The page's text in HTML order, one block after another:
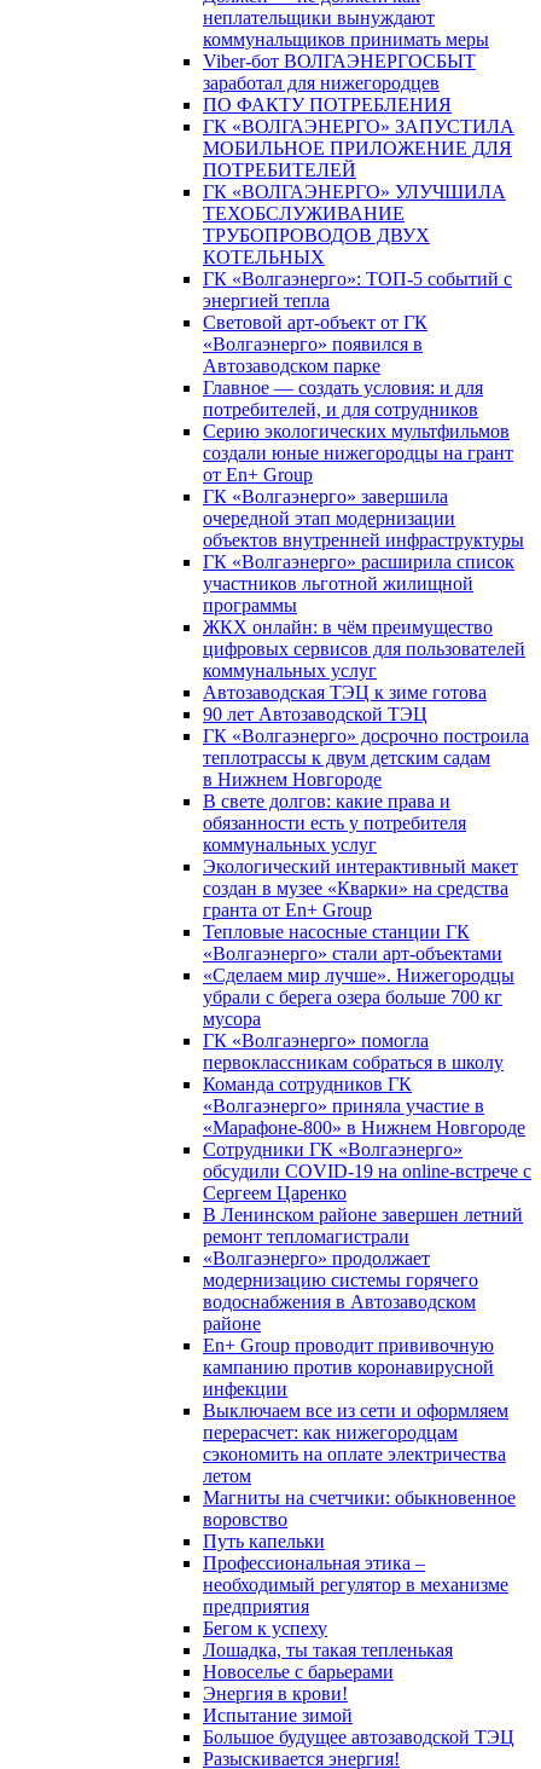
неплательщики вынуждают
коммунальщиков принимать меры
Viber-бот ВОЛГАЭНЕРГОСБЫТ
заработал для нижегородцев
ПО ФАКТУ ПОТРЕБЛЕНИЯ
ГК «ВОЛГАЭНЕРГО» ЗАПУСТИЛА
МОБИЛЬНОЕ ПРИЛОЖЕНИЕ ДЛЯ
ПОТРЕБИТЕЛЕЙ
ГК «ВОЛГАЭНЕРГО» УЛУЧШИЛА
ТЕХОБСЛУЖИВАНИЕ
ТРУБОПРОВОДОВ ДВУХ
КОТЕЛЬНЫХ
ГК «Волгаэнерго»: ТОП-5 событий с
энергией тепла
Световой арт-объект от ГК
«Волгаэнерго» появился в
Автозаводском парке
Главное — создать условия: и для
потребителей, и для сотрудников
Серию экологических мультфильмов
создали юные нижегородцы на грант
от En+ Group
ГК «Волгаэнерго» завершила
очередной этап модернизации
объектов внутренней инфраструктуры
ГК «Волгаэнерго» расширила список
участников льготной жилищной
программы
ЖКХ онлайн: в чём преимущество
цифровых сервисов для пользователей
коммунальных услуг
Автозаводская ТЭЦ к зиме готова
90 лет Автозаводской ТЭЦ
ГК «Волгаэнерго» досрочно построила
теплотрассы к двум детским садам
в Нижнем Новгороде
В свете долгов: какие права и
обязанности есть у потребителя
коммунальных услуг
Экологический интерактивный макет
создан в музее «Кварки» на средства
гранта от En+ Group
Тепловые насосные станции ГК
«Волгаэнерго» стали арт-объектами
«Сделаем мир лучше». Нижегородцы
убрали с берега озера больше 700 кг
мусора
ГК «Волгаэнерго» помогла
первоклассникам собраться в школу
Команда сотрудников ГК
«Волгаэнерго» приняла участие в
«Марафоне-800» в Нижнем Новгороде
Сотрудники ГК «Волгаэнерго»
обсудили COVID-19 на online-встрече с
Сергеем Царенко
В Ленинском районе завершен летний
ремонт тепломагистрали
«Волгаэнерго» продолжает
модернизацию системы горячего
водоснабжения в Автозаводском
районе
En+ Group проводит прививочную
кампанию против коронавирусной
инфекции
Выключаем все из сети и оформляем
перерасчет: как нижегородцам
сэкономить на оплате электричества
летом
Магниты на счетчики: обыкновенное
воровство
Путь капельки
Профессиональная этика –
необходимый регулятор в механизме
предприятия
Бегом к успеху
Лошадка, ты такая тепленькая
Новоселье с барьерами
Энергия в крови!
Испытание зимой
Большое будущее автозаводской ТЭЦ
Разыскивается энергия!